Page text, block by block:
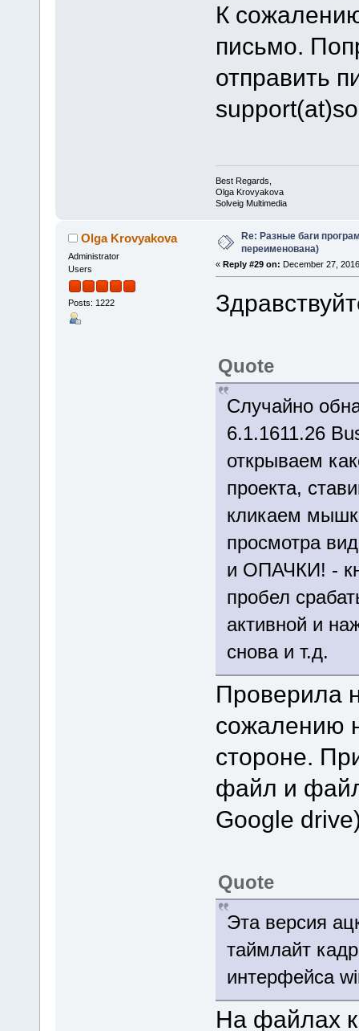
К
письмо.
отправить
Best Regards,
Olga Krovyakova
Solveig Multimedia
Olga Krovyakova
Administrator
Users
Posts: 1222
Re: Разные баги
переименована)
« Reply #29 on: December 27,
Quote
Случайно
6.1.1611.26
открываем
проекта,
кликаем
просмотра
и ОПАЧКИ! -
пробел
активной и
снова и т.д.
Проверила
сожалению
стороне.
файл и
Google
Quote
Эта версия
таймлайт
интерфейса
На файлах